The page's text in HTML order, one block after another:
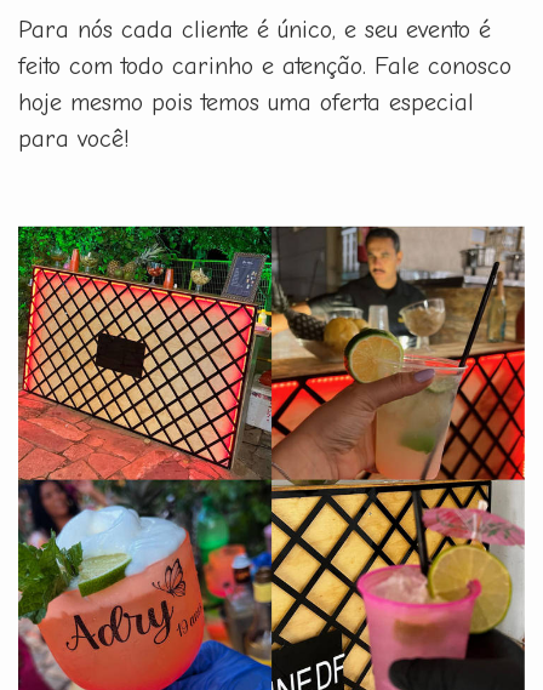
Para nós cada cliente é único, e seu evento é
feito com todo carinho e atenção. Fale conosco
hoje mesmo pois temos uma oferta especial
para você!